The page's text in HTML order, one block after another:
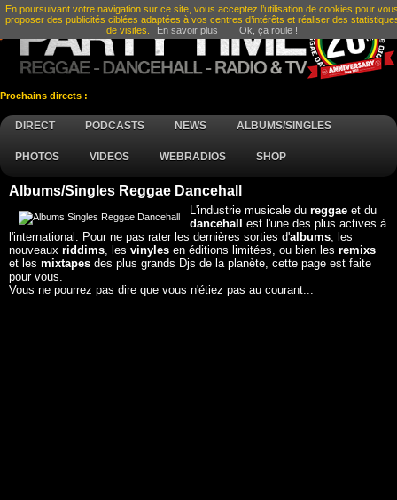
Prochains directs :
DIRECT PODCASTS NEWS ALBUMS/SINGLES
PHOTOS VIDEOS WEBRADIOS SHOP
Albums/Singles Reggae Dancehall
L'industrie musicale dureggae et du
dancehallest l'une des plus actives à
l'international. Pour ne pas rater les dernières sorties d'albums, les
nouveaux riddims, les vinyles en éditions limitées, ou bien les remixs
et les mixtapes des plus grands Djs de la planète, cette page est faite
pour vous.
Vous ne pourrez pas dire que vous n'étiez pas au courant...
En poursuivant votre navigation sur ce site, vous acceptez l’utilisation de cookies pour
proposer des publicités ciblées adaptées à vos centres d’intérêts et réaliser des
de visites.
En savoir plus Ok, ça roule !